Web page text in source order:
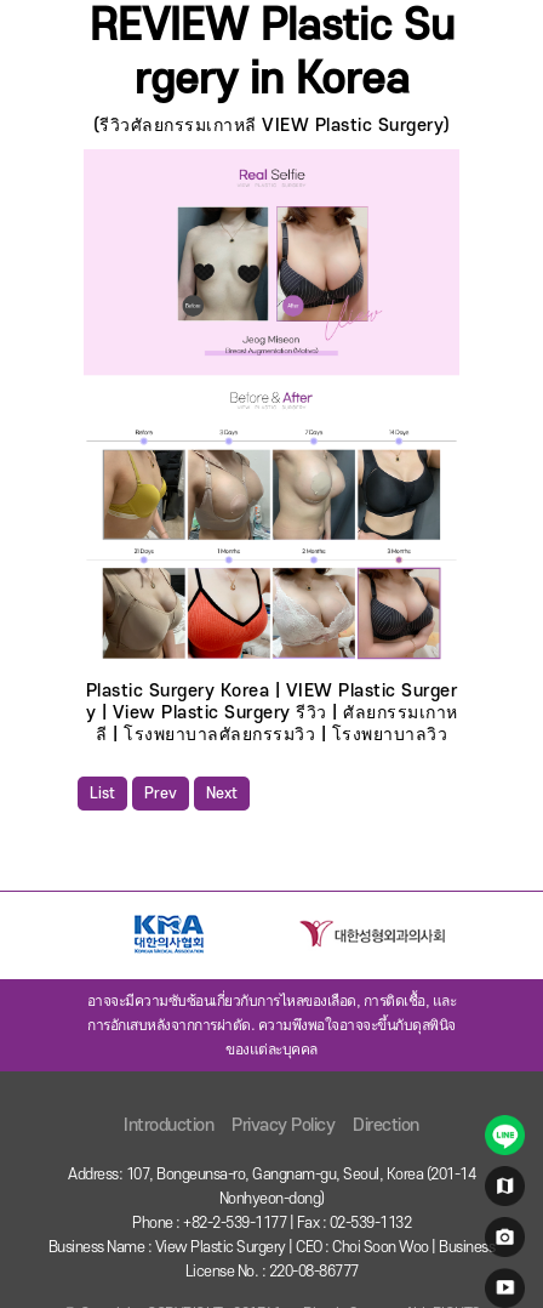
REVIEW Plastic Su
rgery in Korea
(รีวิวศัลยกรรมเกาหลี VIEW Plastic Surgery)
Plastic Surgery Korea | VIEW Plastic Surger
y | View Plastic Surgery รีวิว | ศัลยกรรมเกาห
ลี | โรงพยาบาลศัลยกรรมวิว | โรงพยาบาลวิว
List Prev Next
อาจจะมีความซับซ้อนเกี่ยวกับการไหลของเลือด, การติดเชื้อ, และ
การอักเสบหลังจากการผ่าตัด. ความพึงพอใจอาจจะขึ้นกับดุลพินิจ
ของแต่ละบุคคล
Introduction Privacy Policy Direction
Address: 107, Bongeunsa-ro, Gangnam-gu, Seoul, Korea (201-14
Nonhyeon-dong)
Phone : +82-2-539-1177 | Fax : 02-539-1132
Business Name : View Plastic Surgery | CEO : Choi Soon Woo | Business
License No. : 220-08-86777